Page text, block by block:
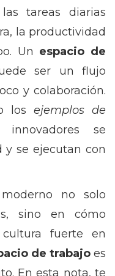
tareas diarias
la productividad
Un espacio de
ser un flujo
y colaboración.
losejemplos de
se
y se ejecutan con
moderno no solo
sino en cómo
fuerte en
de trabajo es
En esta nota, te